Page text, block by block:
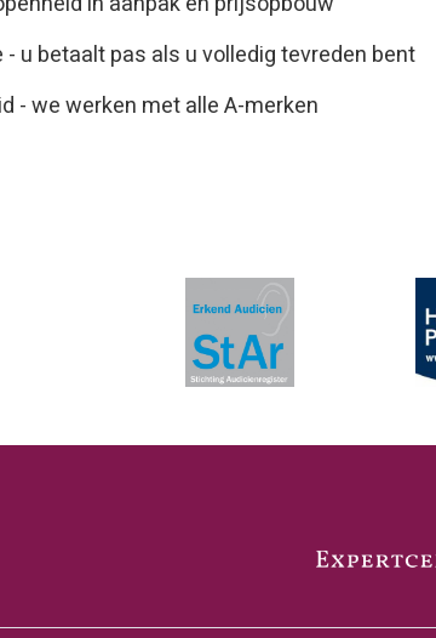
u betaalt pas als u volledig tevreden bent
- we werken met alle A-merken